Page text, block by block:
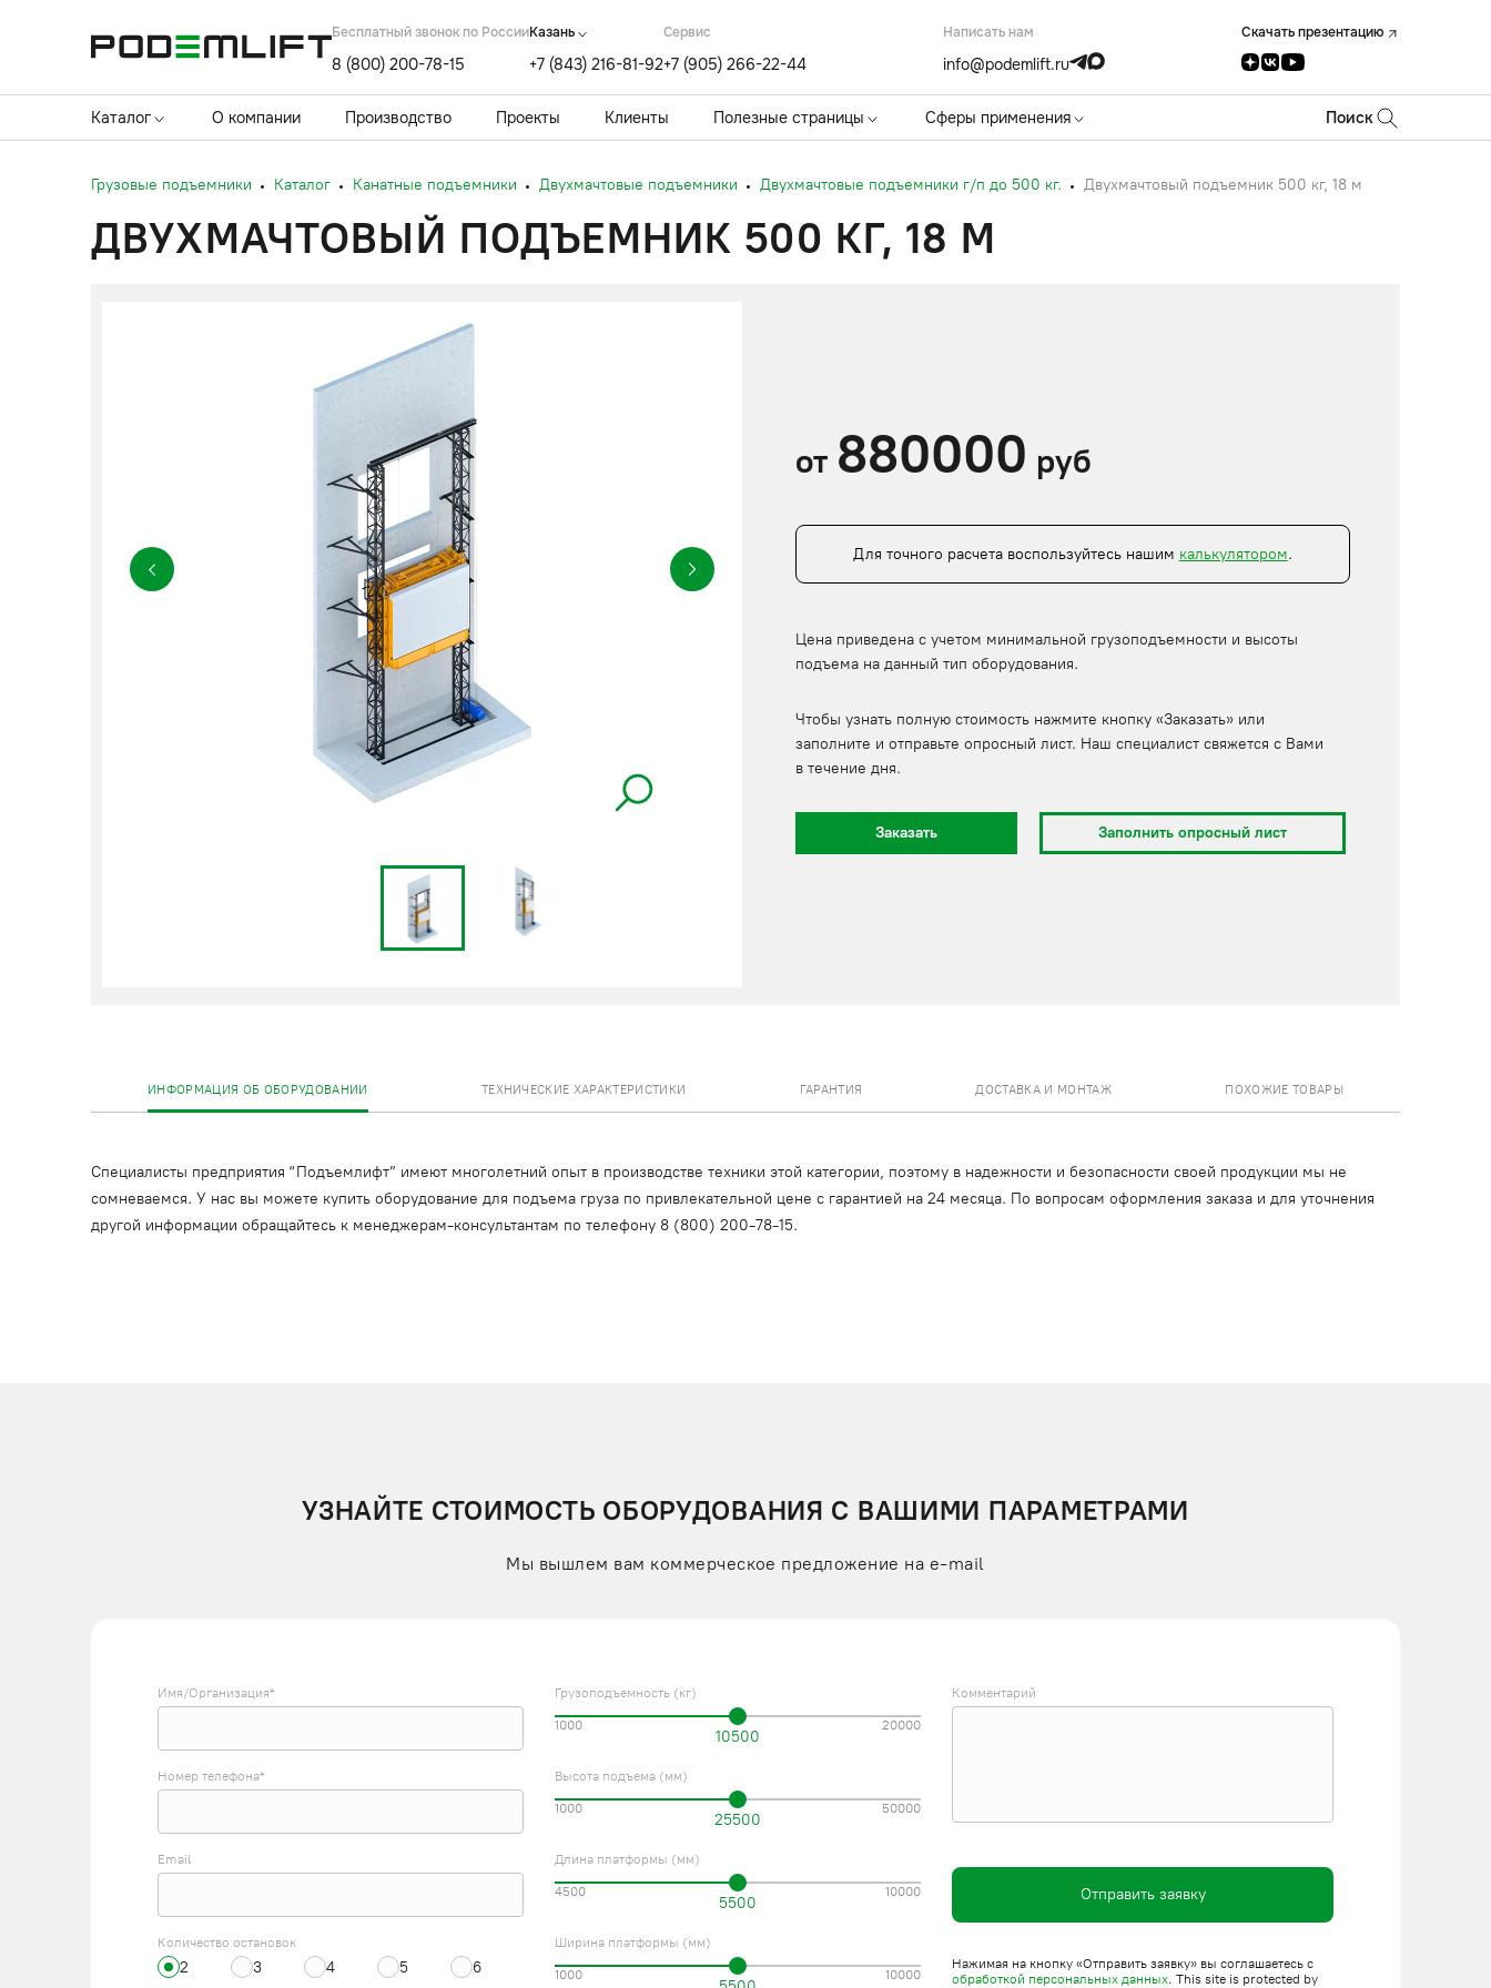
Бесплатный звонок по России
8 (800) 200-78-15
Казань
+7 (843) 216-81-92
Cервис
+7 (905) 266-22-44
Написать нам
info@podemlift.ru
Скачать презентацию
Каталог О компании Производство Проекты Клиенты Полезные страницы Сферы применения Поиск
Грузовые подъемники Каталог Канатные подъемники Двухмачтовые подъемники Двухмачтовые подъемники г/п до 500 кг. Двухмачтовый подъемник 500 кг, 18 м
ДВУХМАЧТОВЫЙ ПОДЪЕМНИК 500 КГ, 18 М
от 880000 руб
Для точного расчета воспользуйтесь нашим калькулятором.
Цена приведена с учетом минимальной грузоподъемности и высоты
подъема на данный тип оборудования.
Чтобы узнать полную стоимость нажмите кнопку «Заказать» или
заполните и отправьте опросный лист. Наш специалист свяжется с Вами
в течение дня.
Заказать Заполнить опросный лист
ИНФОРМАЦИЯ ОБ ОБОРУДОВАНИИ ТЕХНИЧЕСКИЕ ХАРАКТЕРИСТИКИ ГАРАНТИЯ ДОСТАВКА И МОНТАЖ ПОХОЖИЕ ТОВАРЫ
Специалисты предприятия “Подъемлифт” имеют многолетний опыт в производстве техники этой категории, поэтому в надежности и безопасности своей продукции мы не
сомневаемся. У нас вы можете купить оборудование для подъема груза по привлекательной цене с гарантией на 24 месяца. По вопросам оформления заказа и для уточнения
другой информации обращайтесь к менеджерам-консультантам по телефону 8 (800) 200-78-15.
УЗНАЙТЕ СТОИМОСТЬ ОБОРУДОВАНИЯ С ВАШИМИ ПАРАМЕТРАМИ
Мы вышлем вам коммерческое предложение на e-mail
Имя/Организация*
Номер телефона*
Email
Количество остановок
2 3 4 5 6
Грузоподъемность (кг)
10500
1000 20000
Высота подъема (мм)
25500
1000 50000
Длина платформы (мм)
5500
4500 10000
Ширина платформы (мм)
1000 10000
Комментарий
Отправить заявку
Нажимая на кнопку «Отправить заявку» вы соглашаетесь с
обработкой персональных данных. This site is protected by